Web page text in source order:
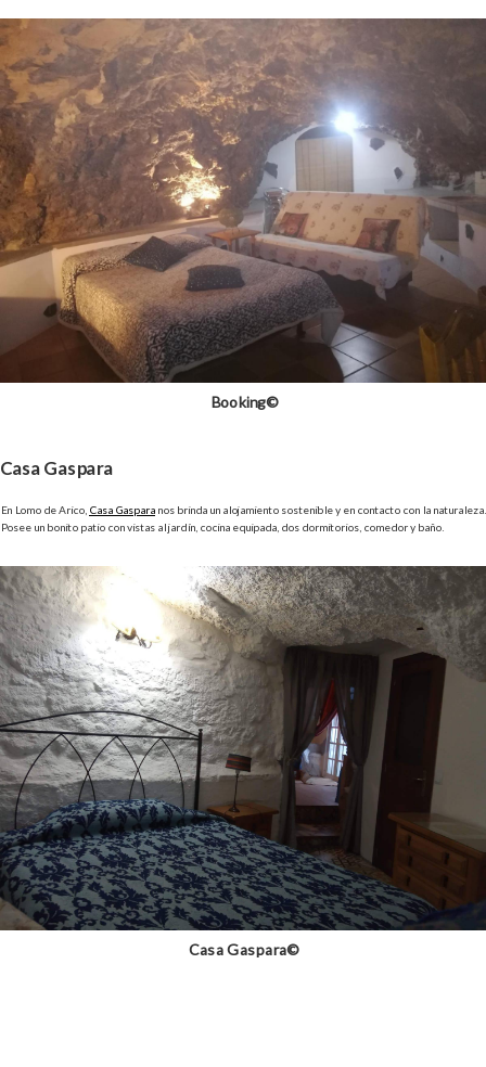
Booking©
Casa Gaspara
En Lomo de Arico, Casa Gaspara nos brinda un alojamiento sostenible y en contacto con la naturaleza.
Posee un bonito patio con vistas al jardín, cocina equipada, dos dormitorios, comedor y baño.
Casa Gaspara©